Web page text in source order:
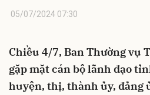
05/07/2024 07:30
Chiều 4/7, Ban Thường vụ
gặp mặt cán bộ lãnh đạo
huyện, thị, thành ủy, đảng